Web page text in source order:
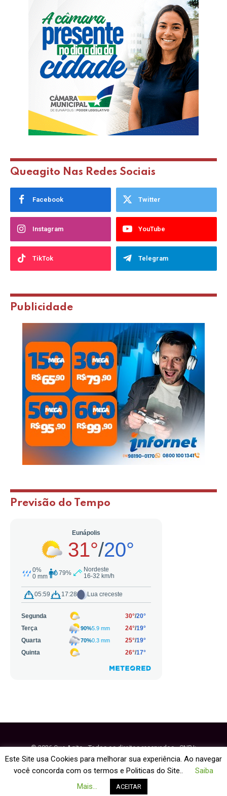
Queagito Nas Redes Sociais
Facebook Twitter
Instagram YouTube
TikTok Telegram
Publicidade
Previsão do Tempo
© 2026 Que Agito - Todos os direitos reservados - CNPJ:
64.884.270/0001-95
Política de Cookies
Este Site usa Cookies para melhorar sua experiência. Ao navegar
você concorda com os termos e Politicas do Site..
Saiba
Mais...
ACEITAR